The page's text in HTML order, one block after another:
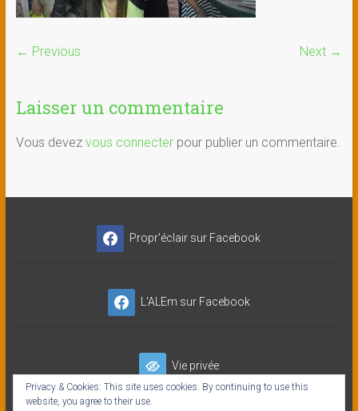
← Previous Next →
Laisser un commentaire
Vous devez vous connecterpour publier un commentaire.
Propr'éclair sur Facebook
L'ALEm sur Facebook
Vie privée
Privacy & Cookies: This site uses cookies. By continuing to use this
website, you agree to their use.